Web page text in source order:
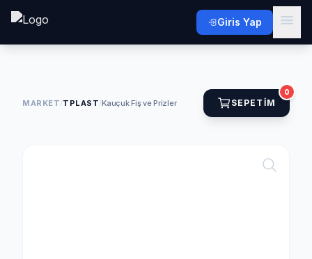
Giris Yap
MARKET/TPLAST/Kauçuk Fiş ve Prizler SEPETIM
0